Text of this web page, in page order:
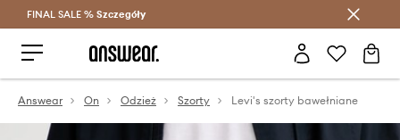
Oszczędzaj z Answear Club >
FINAL SALE % Szczegóły
Answear On Odzież Szorty Levi's szorty bawełniane